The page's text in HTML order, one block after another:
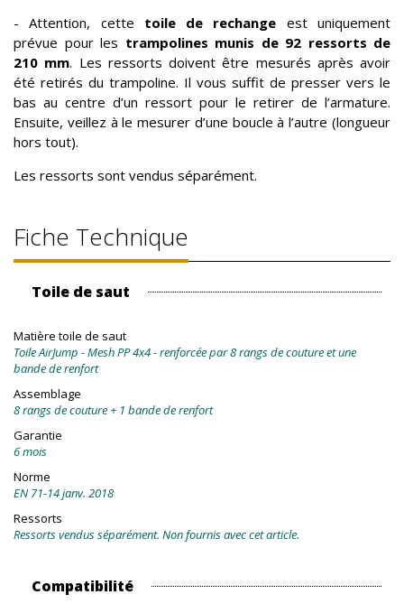
- Attention, cette toile de rechange est uniquement
prévue pour les trampolines munis de 92 ressorts de
210 mm. Les ressorts doivent être mesurés après avoir
été retirés du trampoline. Il vous suffit de presser vers le
bas au centre d’un ressort pour le retirer de l’armature.
Ensuite, veillez à le mesurer d’une boucle à l’autre (longueur
hors tout).
Les ressorts sont vendus séparément.
Fiche Technique
Toile de saut
Matière toile de saut
Toile AirJump - Mesh PP 4x4 - renforcée par 8 rangs de couture et une
bande de renfort
Assemblage
8 rangs de couture + 1 bande de renfort
Garantie
6 mois
Norme
EN 71-14 janv. 2018
Ressorts
Ressorts vendus séparément. Non fournis avec cet article.
Compatibilité